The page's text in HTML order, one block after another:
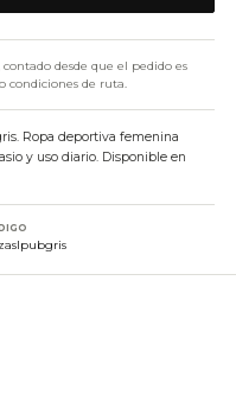
desde que el pedido es
condiciones de ruta.
Ropa deportiva femenina
y uso diario. Disponible en